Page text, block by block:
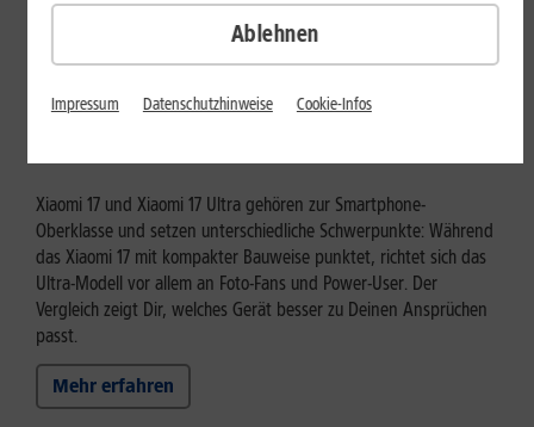
Tests & Vergleiche
Xiaomi 17 vs. Xiaomi 17 Ultra: Für
Xiaomi 17 und Xiaomi 17 Ultra gehören zur Smartphone-
Oberklasse und setzen unterschiedliche Schwerpunkte: Während
das Xiaomi 17 mit kompakter Bauweise punktet, richtet sich das
Ultra-Modell vor allem an Foto-Fans und Power-User. Der
Vergleich zeigt Dir, welches Gerät besser zu Deinen Ansprüchen
passt.
Mehr erfahren
Ablehnen
Impressum Datenschutzhinweise Cookie-Infos